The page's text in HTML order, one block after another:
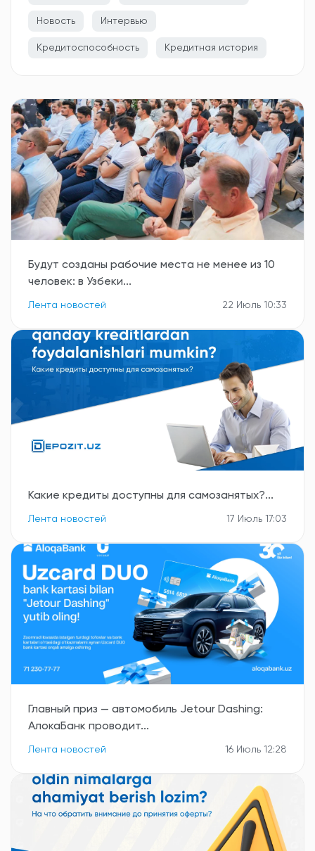
Новость Интервью
Кредитоспособность Кредитная история
Будут созданы рабочие места не менее из 10
человек: в Узбеки...
Лента новостей 22 Июль 10:33
Какие кредиты доступны для самозанятых?...
Лента новостей 17 Июль 17:03
Главный приз — автомобиль Jetour Dashing:
АлокаБанк проводит...
Лента новостей 16 Июль 12:28